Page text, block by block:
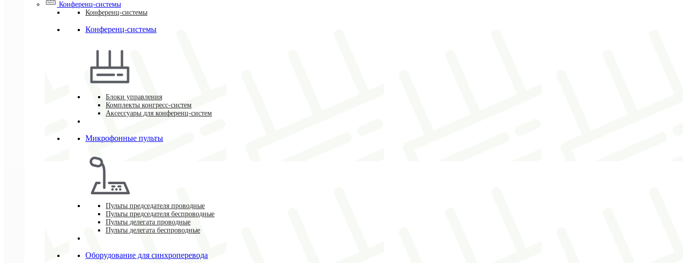
Конференц-системы
Конференц-системы
Конференц-системы
Блоки управления
Комплекты конгресс-систем
Аксессуары для конференц-систем
Микрофонные пульты
Пульты председателя проводные
Пульты председателя беспроводные
Пульты делегата проводные
Пульты делегата беспроводные
Оборудование для синхроперевода